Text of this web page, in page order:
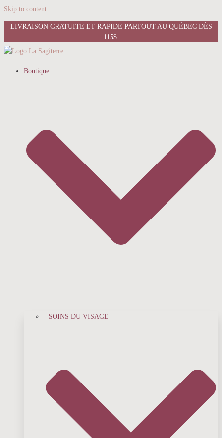
Skip to content
LIVRAISON GRATUITE ET RAPIDE PARTOUT AU QUÉBEC DÈS
115$
Boutique
SOINS DU VISAGE